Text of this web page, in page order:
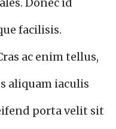
Donec id
facilisis.
ac enim tellus,
aliquam iaculis
porta velit sit